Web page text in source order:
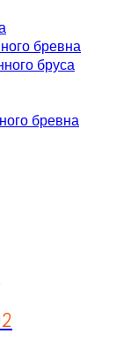
бревна
бруса
бревна